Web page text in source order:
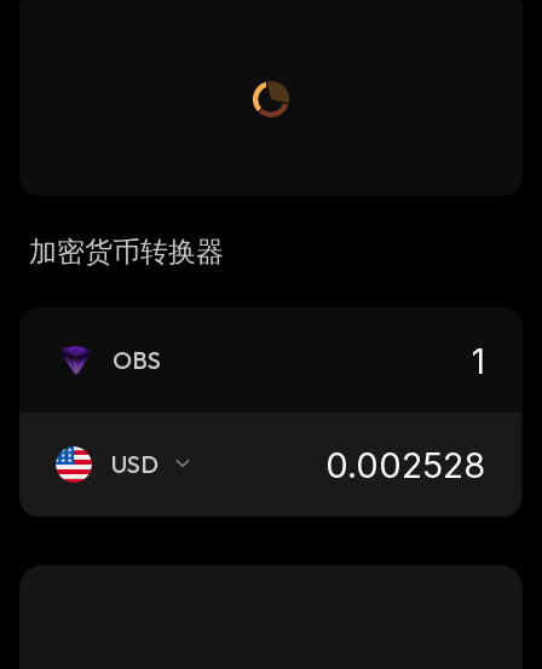
加密货币转换器
OBS
USD